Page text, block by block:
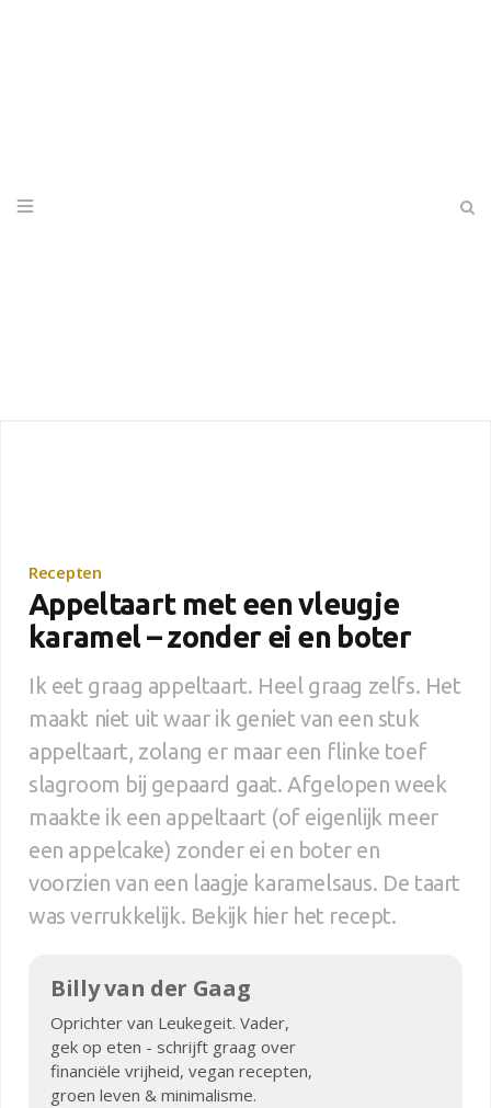
Recepten
Appeltaart met een vleugje
karamel – zonder ei en boter
Ik eet graag appeltaart. Heel graag zelfs. Het
maakt niet uit waar ik geniet van een stuk
appeltaart, zolang er maar een flinke toef
slagroom bij gepaard gaat. Afgelopen week
maakte ik een appeltaart (of eigenlijk meer
een appelcake) zonder ei en boter en
voorzien van een laagje karamelsaus. De taart
was verrukkelijk. Bekijk hier het recept.
Billy van der Gaag
Oprichter van Leukegeit. Vader,
gek op eten - schrijft graag over
financiële vrijheid, vegan recepten,
groen leven & minimalisme.